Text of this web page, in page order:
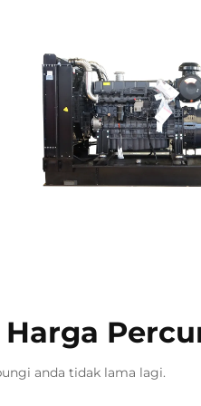
anda tidak lama lagi.